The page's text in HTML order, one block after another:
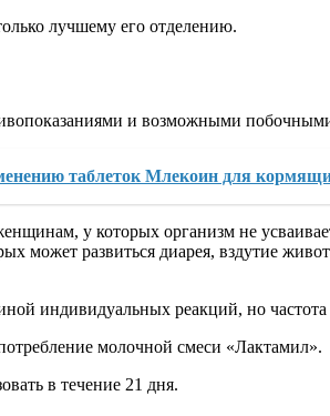
лучшему его отделению.
и возможными
таблеток Млекоин для
у которых организм не
может развиться диарея, вздутие
индивидуальных реакций, но
молочной смеси «Лактамил».
в течение 21 дня.